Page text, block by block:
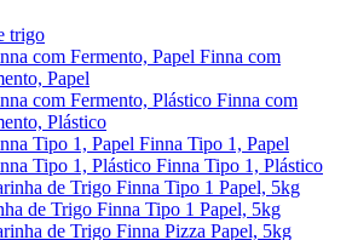
trigo
Finna com
Papel
Finna com
Plástico
Finna Tipo 1, Papel
Finna Tipo 1, Plástico
de Trigo Finna Tipo 1 Papel, 5kg